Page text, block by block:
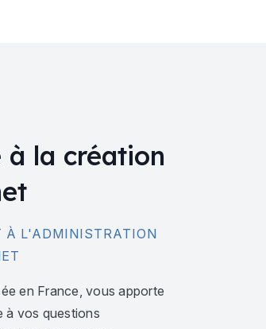
la création
À L'ADMINISTRATION
en France, vous apporte
à vos questions